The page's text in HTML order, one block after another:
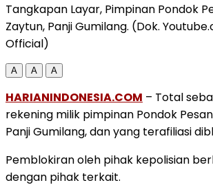
Tangkapan Layar, Pimpinan Pondok
Zaytun, Panji Gumilang. (Dok.
Official)
A A A
HARIANINDONESIA.COM – Total
rekening milik pimpinan Pondok
Panji Gumilang, dan yang terafiliasi
Pemblokiran oleh pihak kepolisian
dengan pihak terkait.